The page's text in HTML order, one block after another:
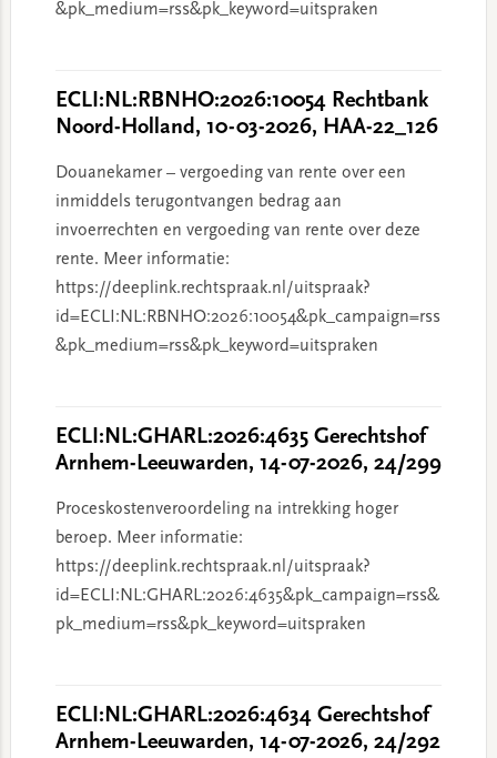
&pk_medium=rss&pk_keyword=uitspraken
ECLI:NL:RBNHO:2026:10054 Rechtbank
Noord-Holland, 10-03-2026, HAA-22_126
Douanekamer – vergoeding van rente over een
inmiddels terugontvangen bedrag aan
invoerrechten en vergoeding van rente over deze
rente. Meer informatie:
https://deeplink.rechtspraak.nl/uitspraak?
id=ECLI:NL:RBNHO:2026:10054&pk_campaign=rss
&pk_medium=rss&pk_keyword=uitspraken
ECLI:NL:GHARL:2026:4635 Gerechtshof
Arnhem-Leeuwarden, 14-07-2026, 24/299
Proceskostenveroordeling na intrekking hoger
beroep. Meer informatie:
https://deeplink.rechtspraak.nl/uitspraak?
id=ECLI:NL:GHARL:2026:4635&pk_campaign=rss&
pk_medium=rss&pk_keyword=uitspraken
ECLI:NL:GHARL:2026:4634 Gerechtshof
Arnhem-Leeuwarden, 14-07-2026, 24/292